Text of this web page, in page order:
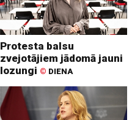
Protesta balsu
zvejotājiem jādomā jauni
lozungi © DIENA